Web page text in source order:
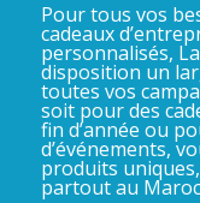
Pour tous vos
cadeaux
personnalisés,
disposition un
toutes vos
soit pour des
fin d’année ou
d’événements,
produits
partout au